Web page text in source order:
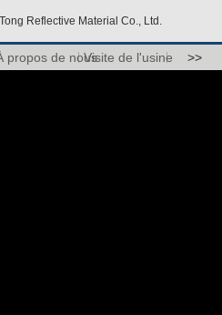
Reflective Material Co., Ltd.
propos de nousVisite de l'usine >>